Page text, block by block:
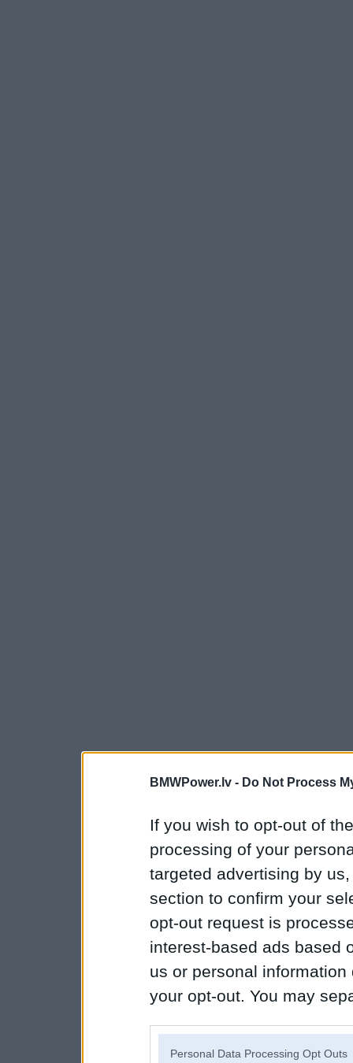
BMWPower.lv - Do Not Process
If you wish to opt-out of
processing of your
targeted advertising by
section to confirm your
opt-out request is
interest-based ads based
us or personal
your opt-out. You may
Personal Data Processing Opt Outs